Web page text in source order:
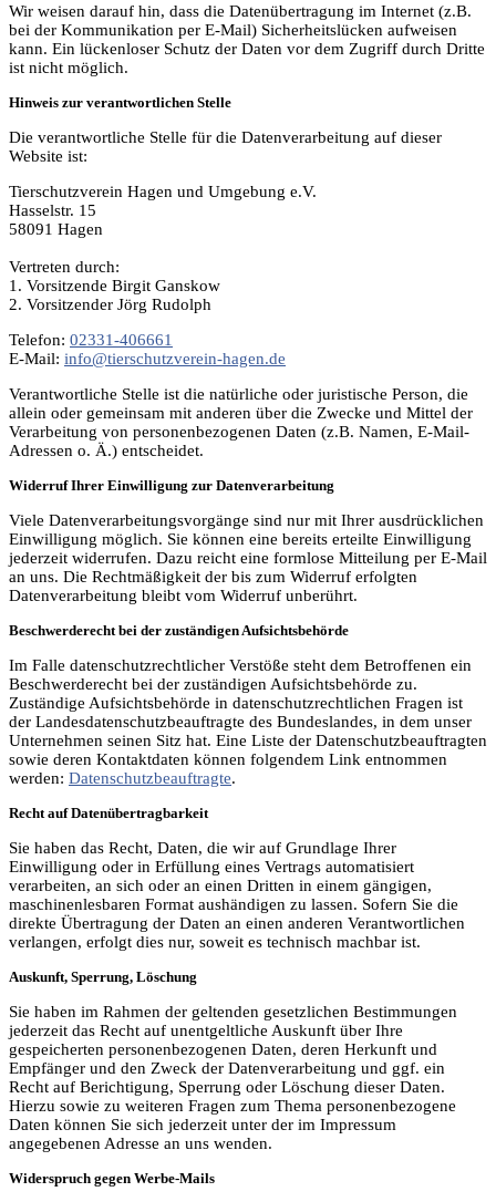
Wir weisen darauf hin, dass die Datenübertragung im Internet (z.B.
bei der Kommunikation per E-Mail) Sicherheitslücken aufweisen
kann. Ein lückenloser Schutz der Daten vor dem Zugriff durch Dritte
ist nicht möglich.
Hinweis zur verantwortlichen Stelle
Die verantwortliche Stelle für die Datenverarbeitung auf dieser
Website ist:
Tierschutzverein Hagen und Umgebung e.V.
Hasselstr. 15
58091 Hagen
Vertreten durch:
1. Vorsitzende Birgit Ganskow
2. Vorsitzender Jörg Rudolph
Telefon: 02331-406661
E-Mail: info@tierschutzverein-hagen.de
Verantwortliche Stelle ist die natürliche oder juristische Person, die
allein oder gemeinsam mit anderen über die Zwecke und Mittel der
Verarbeitung von personenbezogenen Daten (z.B. Namen, E-Mail-
Adressen o. Ä.) entscheidet.
Widerruf Ihrer Einwilligung zur Datenverarbeitung
Viele Datenverarbeitungsvorgänge sind nur mit Ihrer ausdrücklichen
Einwilligung möglich. Sie können eine bereits erteilte Einwilligung
jederzeit widerrufen. Dazu reicht eine formlose Mitteilung per E-Mail
an uns. Die Rechtmäßigkeit der bis zum Widerruf erfolgten
Datenverarbeitung bleibt vom Widerruf unberührt.
Beschwerderecht bei der zuständigen Aufsichtsbehörde
Im Falle datenschutzrechtlicher Verstöße steht dem Betroffenen ein
Beschwerderecht bei der zuständigen Aufsichtsbehörde zu.
Zuständige Aufsichtsbehörde in datenschutzrechtlichen Fragen ist
der Landesdatenschutzbeauftragte des Bundeslandes, in dem unser
Unternehmen seinen Sitz hat. Eine Liste der Datenschutzbeauftragten
sowie deren Kontaktdaten können folgendem Link entnommen
werden: Datenschutzbeauftragte.
Recht auf Datenübertragbarkeit
Sie haben das Recht, Daten, die wir auf Grundlage Ihrer
Einwilligung oder in Erfüllung eines Vertrags automatisiert
verarbeiten, an sich oder an einen Dritten in einem gängigen,
maschinenlesbaren Format aushändigen zu lassen. Sofern Sie die
direkte Übertragung der Daten an einen anderen Verantwortlichen
verlangen, erfolgt dies nur, soweit es technisch machbar ist.
Auskunft, Sperrung, Löschung
Sie haben im Rahmen der geltenden gesetzlichen Bestimmungen
jederzeit das Recht auf unentgeltliche Auskunft über Ihre
gespeicherten personenbezogenen Daten, deren Herkunft und
Empfänger und den Zweck der Datenverarbeitung und ggf. ein
Recht auf Berichtigung, Sperrung oder Löschung dieser Daten.
Hierzu sowie zu weiteren Fragen zum Thema personenbezogene
Daten können Sie sich jederzeit unter der im Impressum
angegebenen Adresse an uns wenden.
Widerspruch gegen Werbe-Mails